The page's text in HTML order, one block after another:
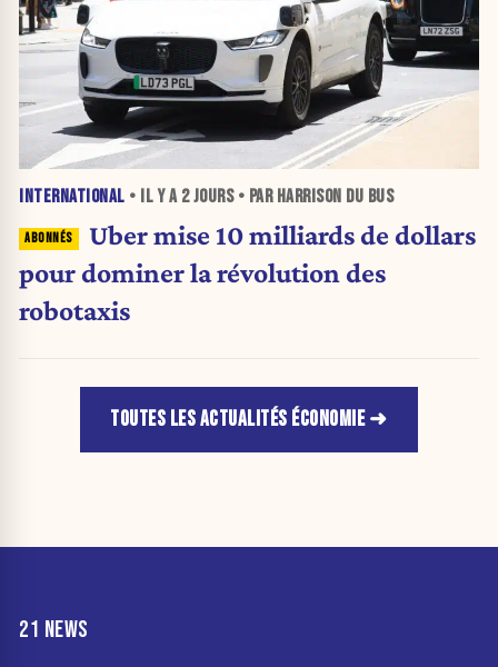
INTERNATIONAL • IL Y A 2 JOURS• PAR HARRISON DU BUS
Uber mise 10 milliards de dollars
pour dominer la révolution des
robotaxis
TOUTES LES ACTUALITÉS ÉCONOMIE
21 NEWS